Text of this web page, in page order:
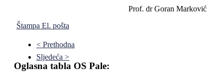
Prof. dr Goran Marković
Štampa El. pošta
< Prethodna
Sljedeća >
Oglasna tabla OS Pale: